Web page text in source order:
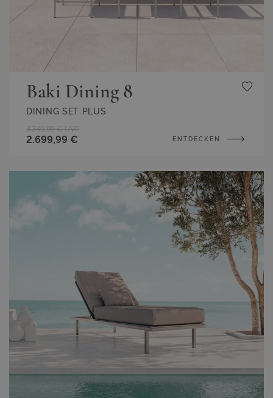
Baki Dining 8
DINING SET PLUS
2.699,99 €
3.349,99 € UVP
ENTDECKEN